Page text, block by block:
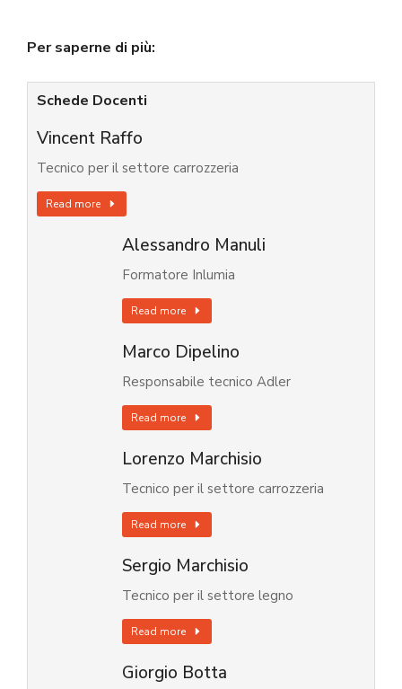
Per saperne di più:
Schede Docenti
Vincent Raffo
Tecnico per il settore carrozzeria
Read more
Alessandro Manuli
Formatore Inlumia
Read more
Marco Dipelino
Responsabile tecnico Adler
Read more
Lorenzo Marchisio
Tecnico per il settore carrozzeria
Read more
Sergio Marchisio
Tecnico per il settore legno
Read more
Giorgio Botta